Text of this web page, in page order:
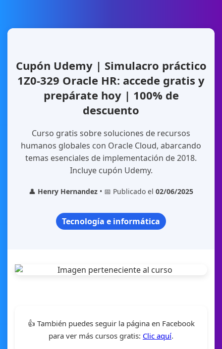
Cupón Udemy | Simulacro práctico
1Z0-329 Oracle HR: accede gratis y
prepárate hoy | 100% de
descuento
Curso gratis sobre soluciones de recursos
humanos globales con Oracle Cloud, abarcando
temas esenciales de implementación de 2018.
Incluye cupón Udemy.
👤 Henry Hernandez • 📅 Publicado el 02/06/2025
Tecnología e informática
👍 También puedes seguir la página en Facebook
para ver más cursos gratis: Clic aquí.